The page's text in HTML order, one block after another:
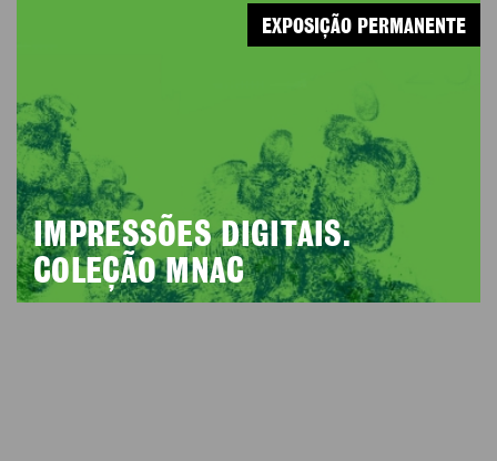
IMPRESSÕES DIGITAIS.
COLEÇÃO MNAC
EXPOSIÇÃO PERMANENTE